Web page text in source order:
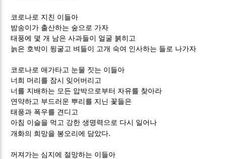
코로나로 지친 이들아
밤송이가 출산하는 숲으로 가자
태풍에 몇 개 남은 사과들이 얼굴 붉히고
늙은 호박이 뒹굴고 벼들이 고개 숙여 인사하는 들로 나가자
코로나로 애가타고 눈물 짓는 이들아
너희 머리를 잠시 잊어버리고
너를 지배하는 모든 압박으로부터 자유를 찾아라
연약하고 부드러운 뿌리를 지닌 꽃들은
태풍과 폭우를 견디고
아침 이슬을 먹고 강한 생명력으로 다시 일어나
개화의 희망을 봉오리에 담았다.
꺼져가는 심지에 절망하는 이들아
Sketchbook5, 스케치북5
Sketchbook5, 스케치북5